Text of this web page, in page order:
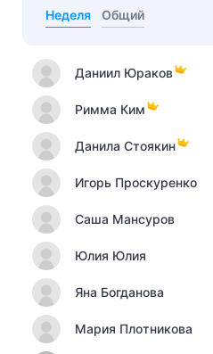
Неделя Общий
Даниил Юраков
Римма Ким
Данила Стоякин
Игорь Проскуренко
Саша Мансуров
Юлия Юлия
Яна Богданова
Мария Плотникова